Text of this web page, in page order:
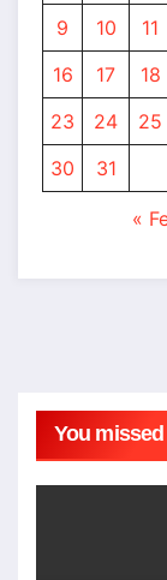
9
10 11
16
17 18
23
24 25
30
31
«
You missed